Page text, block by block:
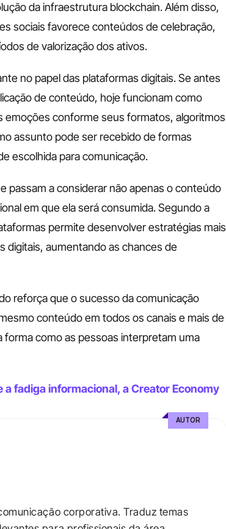
da infraestrutura blockchain. Além disso,
sociais favorece conteúdos de celebração,
de valorização dos ativos.
no papel das plataformas digitais. Se antes
de conteúdo, hoje funcionam como
emoções conforme seus formatos, algoritmos
assunto pode ser recebido de formas
escolhida para comunicação.
passam a considerar não apenas o conteúdo
em que ela será consumida. Segundo a
permite desenvolver estratégias mais
digitais, aumentando as chances de
reforça que o sucesso da comunicação
conteúdo em todos os canais e mais de
como as pessoas interpretam uma
a fadiga informacional, a Creator Economy
corporativa. Traduz temas
AUTOR